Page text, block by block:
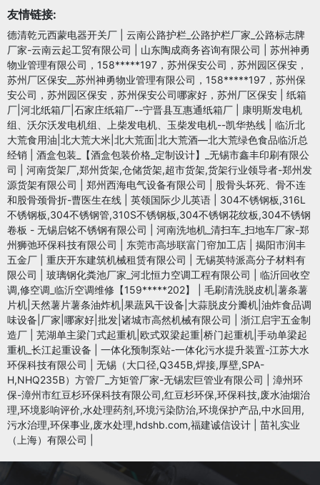
友情链接:
德清乾元西蒙电器开关厂
云南公路护栏_公路护栏厂家_公路标志牌
厂家-云南云起工贸有限公司
山东陶成商务咨询有限公司
苏州神勇
物业管理有限公司，158*****197，苏州保安公司，苏州园区保安，
苏州厂区保安__苏州神勇物业管理有限公司，158*****197，苏州保
安公司，苏州园区保安，苏州保安公司哪家好，苏州厂区保安
纸箱
厂|河北纸箱厂|石家庄纸箱厂--宁晋县互惠通纸箱厂
康明斯发电机
组、沃尔沃发电机组、上柴发电机、玉柴发电机--凯华热线
临沂北
大荒食用油|北大荒大米|北大荒面|北大荒酒—北大荒绿色食品临沂总
经销
酒盒包装_【酒盒包装价格_定制设计】_无锡市鑫丰印刷有限公
司
河南货架厂,郑州货架,仓储货架,超市货架,货架行业领导者-郑州发
源货架有限公司
郑州西海电气设备有限公司
股骨头坏死、骨不连
和股骨颈骨折-曹医生在线
英领国际少儿英语
304不锈钢板,316L
不锈钢板,304不锈钢管,310S不锈钢板,304不锈钢花纹板,304不锈钢
卷板 - 无锡启铭不锈钢有限公司
河南洗地机_清扫车_扫地车厂家-郑
州狮弛环保科技有限公司
东莞市高埗联富门帘加工店
揭阳市润丰
五金厂
重庆开东建筑机械租赁有限公司
无锡英特派高分子材料有
限公司
玻璃钢化粪池厂家_河北恒力空调工程有限公司
临沂回收空
调,修空调_临沂空调维修【159*****202】
毛刷清洗脱皮机|薯条薯
片机|天然薯片薯条油炸机|果蔬风干设备|大蒜脱皮分瓣机|油炸食品调
味设备|厂家|哪家好|批发|诸城市高然机械有限公司
浙江启宇五金制
造厂
芜湖单主梁门式起重机|欧式双梁起重|桥门起重机|手动单梁起
重机_长江起重设备
一体化预制泵站-一体化污水提升装置-江苏大水
环保科技有限公司
无锡（大口径,Q345B,焊接,厚壁,SPA-
H,NHQ235B）方管厂_方矩管厂家-无锡宏巨管业有限公司
漳州环
保-漳州市红豆杉环保科技有限公司,红豆杉环保,环保科技,废水油烟治
理,环境影响评价,水处理药剂,环境污染防治,环境保护产品,中水回用,
污水治理,环保事业,废水处理,hdshb.com,福建诚信设计
苗礼实业
（上海）有限公司